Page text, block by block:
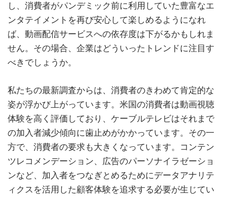
し、消費者がパンデミック前に利用していた豊富なエ
ンタテイメントを再び安心して楽しめるようになれ
ば、動画配信サービスへの依存度は下がるかもしれま
せん。その場合、企業はどういったトレンドに注目す
べきでしょうか。
私たちの最新調査からは、消費者のきわめて肯定的な
姿が浮かび上がっています。米国の消費者は動画視聴
体験を高く評価しており、ケーブルテレビはそれまで
の加入者減少傾向に歯止めがかかっています。その一
方で、消費者の要求も大きくなっています。コンテン
ツレコメンデーション、広告のパーソナイラゼーショ
ンなど、加入者をつなぎとめるためにデータアナリテ
ィクスを活用した顧客体験を追求する必要が生じてい